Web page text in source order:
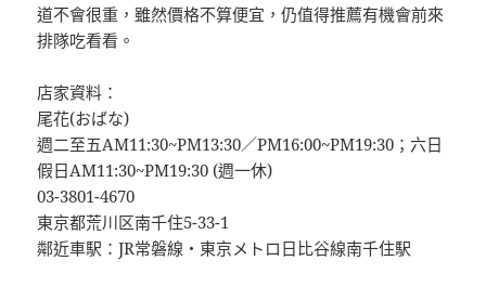
道不會很重，雖然價格不算便宜，仍值得推薦有機會前來
排隊吃看看。
店家資料：
尾花(おばな)
週二至五AM11:30~PM13:30／PM16:00~PM19:30；六日
假日AM11:30~PM19:30 (週一休)
03-3801-4670
東京都荒川区南千住5-33-1
鄰近車駅：JR常磐線・東京メトロ日比谷線南千住駅